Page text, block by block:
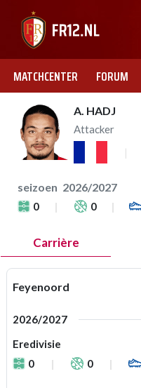
MATCHCENTER FORUM
A. HADJ
Attacker
seizoen 2026/2027
0 0
Carrière
Feyenoord
2026/2027
Eredivisie
0
0